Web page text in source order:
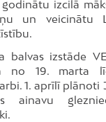
izcilā
un veicinātu
balvas izstāde
no 19. marta
1. aprīlī plānoti
ainavu